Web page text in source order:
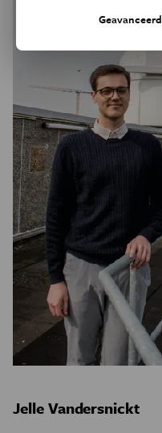
Jelle Vandersnickt
Geavanceerd